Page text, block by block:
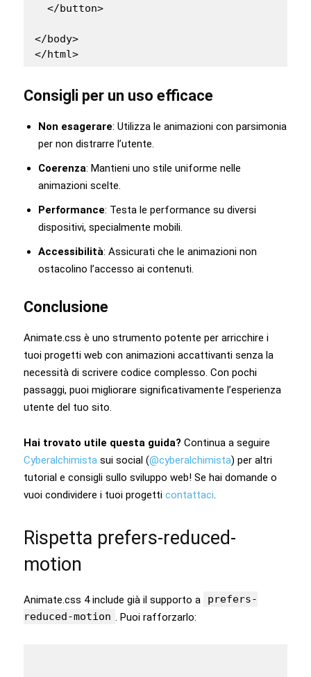
  </button>
</body>
</html>
Consigli per un uso efficace
Non esagerare: Utilizza le animazioni con parsimonia
per non distrarre l’utente.
Coerenza: Mantieni uno stile uniforme nelle
animazioni scelte.
Performance: Testa le performance su diversi
dispositivi, specialmente mobili.
Accessibilità: Assicurati che le animazioni non
ostacolino l’accesso ai contenuti.
Conclusione
Animate.css è uno strumento potente per arricchire i
tuoi progetti web con animazioni accattivanti senza la
necessità di scrivere codice complesso. Con pochi
passaggi, puoi migliorare significativamente l’esperienza
utente del tuo sito.
Hai trovato utile questa guida? Continua a seguire
Cyberalchimista sui social (@cyberalchimista) per altri
tutorial e consigli sullo sviluppo web! Se hai domande o
vuoi condividere i tuoi progetti contattaci
Rispetta prefers-reduced-
motion
Animate.css 4 include già il supporto a
prefers-
reduced-motion
. Puoi rafforzarlo: